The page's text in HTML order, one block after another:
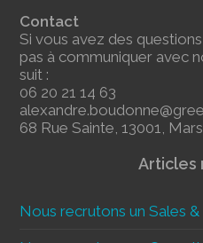
Contact
Si vous avez des
pas à communiquer avec
suit :
06 20 21 14 63
68 Rue Sainte, 13001,
Articles
Nous recrutons un Sales